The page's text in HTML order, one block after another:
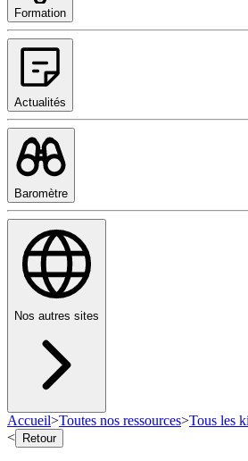
Formation
Actualités
Baromètre
Nos autres sites
Accueil>Toutes nos ressources>Tous les
<
Retour